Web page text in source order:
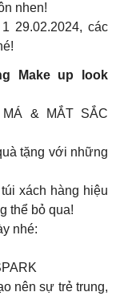
nhen!
29.02.2024, các
Make up look
& MẮT SẮC
tặng với những
xách hàng hiệu
thể bỏ qua!
nhé:
nên sự trẻ trung,